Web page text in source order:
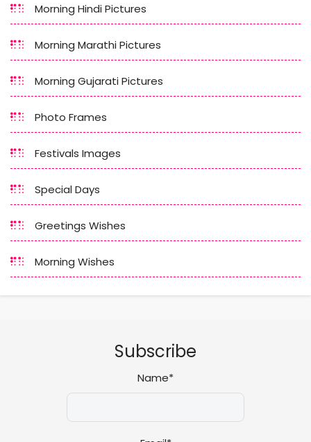
Morning Hindi Pictures
Morning Marathi Pictures
Morning Gujarati Pictures
Photo Frames
Festivals Images
Special Days
Greetings Wishes
Morning Wishes
Subscribe
Name*